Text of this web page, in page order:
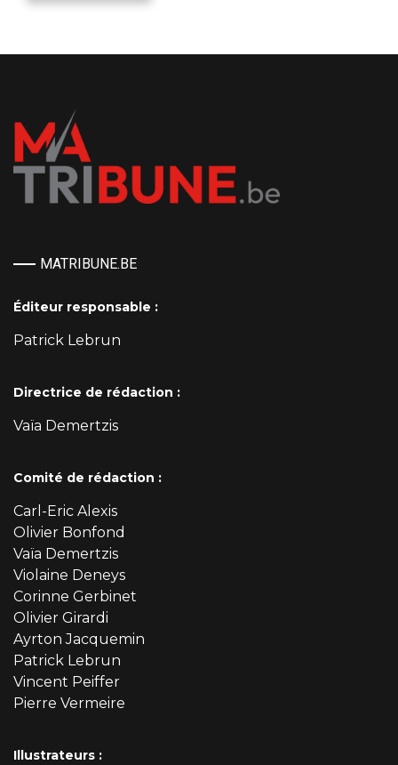
MATRIBUNE.BE
Éditeur responsable :
Patrick Lebrun
Directrice de rédaction :
Vaïa Demertzis
Comité de rédaction :
Carl-Eric Alexis
Olivier Bonfond
Vaïa Demertzis
Violaine Deneys
Corinne Gerbinet
Olivier Girardi
Ayrton Jacquemin
Patrick Lebrun
Vincent Peiffer
Pierre Vermeire
Illustrateurs :